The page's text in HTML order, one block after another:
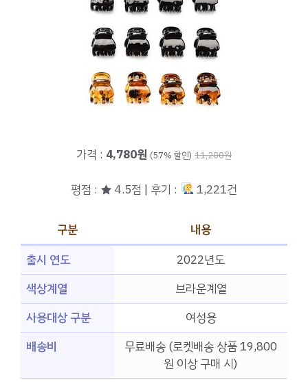
가격 : 4,780원 (57% 할인) 11,200원
평점 : ★ 4.5점 | 후기 : 1,221건
구분
내용
출시 연도
2022년도
색상계열
브라운계열
사용대상 구분
여성용
배송비
무료배송 (로켓배송 상품 19,800
원 이상 구매 시)